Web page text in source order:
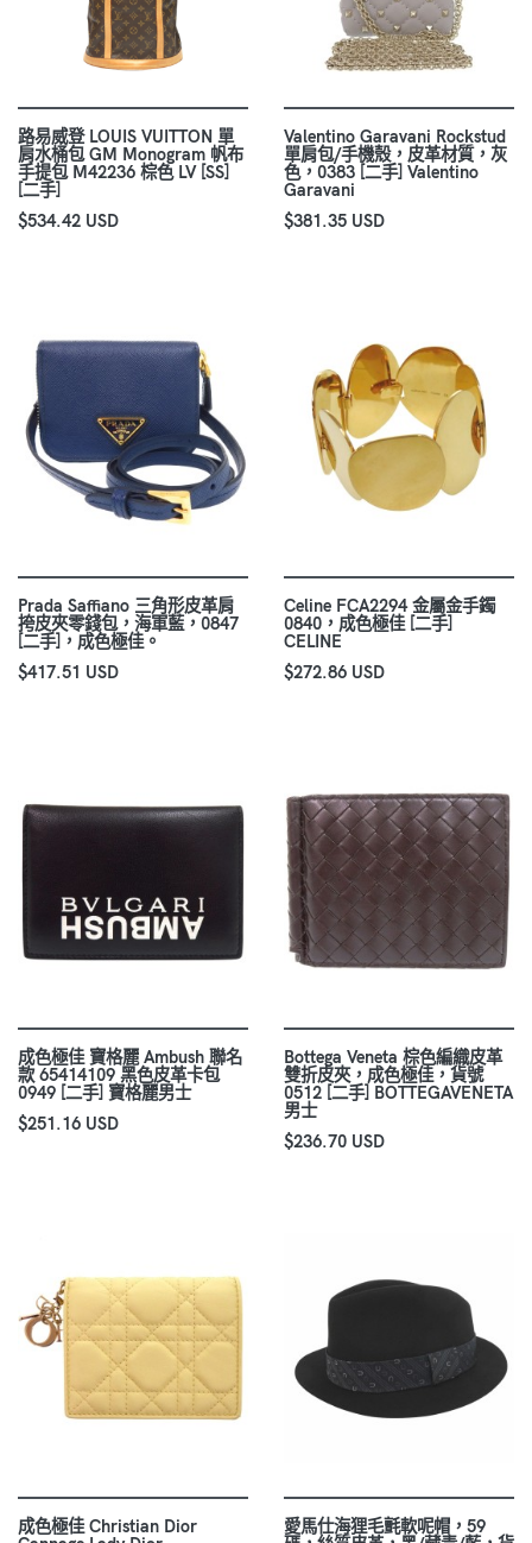
路易威登 LOUIS VUITTON 單
肩水桶包 GM Monogram 帆布
手提包 M42236 棕色 LV [SS]
[二手]
$534.42 USD
Valentino Garavani Rockstud
單肩包/手機殼，皮革材質，灰
色，0383 [二手] Valentino
Garavani
$381.35 USD
Prada Saffiano 三角形皮革肩
挎皮夾零錢包，海軍藍，0847
[二手]，成色極佳。
$417.51 USD
Celine FCA2294 金屬金手鐲
0840，成色極佳 [二手]
CELINE
$272.86 USD
成色極佳 寶格麗 Ambush 聯名
款 65414109 黑色皮革卡包
0949 [二手] 寶格麗男士
$251.16 USD
Bottega Veneta 棕色編織皮革
雙折皮夾，成色極佳，貨號
0512 [二手] BOTTEGAVENETA
男士
$236.70 USD
成色極佳 Christian Dior
愛馬仕海狸毛氈軟呢帽，59